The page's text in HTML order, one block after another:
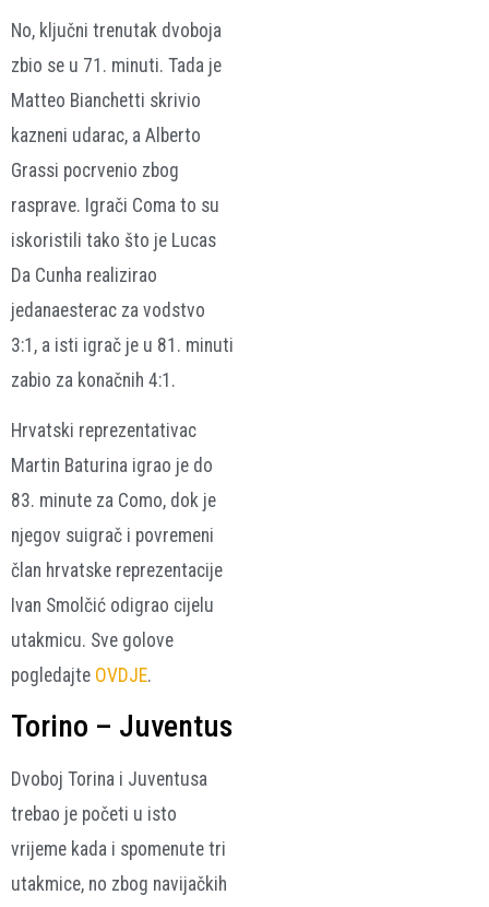
No, ključni trenutak dvoboja
zbio se u 71. minuti. Tada je
Matteo Bianchetti skrivio
kazneni udarac, a Alberto
Grassi pocrvenio zbog
rasprave. Igrači Coma to su
iskoristili tako što je Lucas
Da Cunha realizirao
jedanaesterac za vodstvo
3:1, a isti igrač je u 81. minuti
zabio za konačnih 4:1.
Hrvatski reprezentativac
Martin Baturina igrao je do
83. minute za Como, dok je
njegov suigrač i povremeni
član hrvatske reprezentacije
Ivan Smolčić odigrao cijelu
utakmicu. Sve golove
pogledajte OVDJE.
Torino – Juventus
Dvoboj Torina i Juventusa
trebao je početi u isto
vrijeme kada i spomenute tri
utakmice, no zbog navijačkih